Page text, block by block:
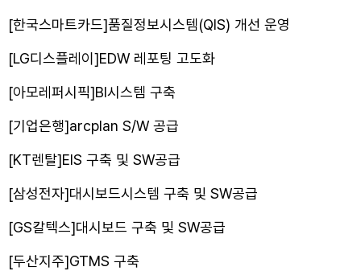
[한국스마트카드]품질정보시스템(QIS) 개선 운영
[LG디스플레이]EDW 레포팅 고도화
[아모레퍼시픽]BI시스템 구축
[기업은행]arcplan S/W 공급
[KT렌탈]EIS 구축 및 SW공급
[삼성전자]대시보드시스템 구축 및 SW공급
[GS칼텍스]대시보드 구축 및 SW공급
[두산지주]GTMS 구축